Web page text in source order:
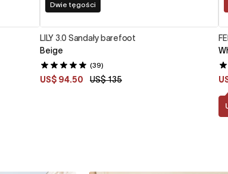
Dwie tęgości
LILY 3.0 Sandały barefoot
Beige
(39)
US$ 94.50 US$ 135